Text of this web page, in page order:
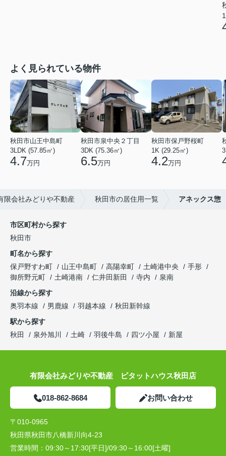
よく見られている物件
秋田市山王中島町
3LDK (57.85㎡)
4.7万円
秋田市泉中央２丁目
3DK (75.36㎡)
6.5万円
秋田市保戸野桜町
1K (29.25㎡)
4.2万円
限会社みどりや不動産 秋田市の居住用一覧 アネックス惣
市区町村から探す
秋田市
町名から探す
保戸野すわ町
山王中島町 高陽幸町 土崎港中央
手形
御所野元町
土崎港南 仁井田新田 寺内
泉南
沿線から探す
奥羽本線
男鹿線 羽越本線
秋田新幹線
駅から探す
秋田
泉外旭川 土崎 羽後牛島 四ツ小屋 新屋
有限会社みどりや不動産 ピタットハウス秋田店
018-862-8684 お問い合わせ
〒010-0965
秋田県秋田市八橋新川向4-23
営業時間： 09:30～17:30[平日]/09:30～16:00[土曜]